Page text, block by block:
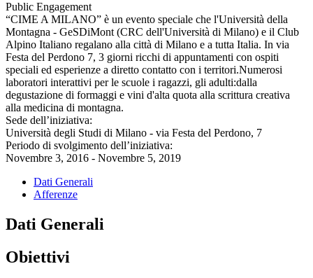
Public Engagement
“CIME A MILANO” è un evento speciale che l'Università della
Montagna - GeSDiMont (CRC dell'Università di Milano) e il Club
Alpino Italiano regalano alla città di Milano e a tutta Italia. In via
Festa del Perdono 7, 3 giorni ricchi di appuntamenti con ospiti
speciali ed esperienze a diretto contatto con i territori.Numerosi
laboratori interattivi per le scuole i ragazzi, gli adulti:dalla
degustazione di formaggi e vini d'alta quota alla scrittura creativa
alla medicina di montagna.
Sede dell’iniziativa:
Università degli Studi di Milano - via Festa del Perdono, 7
Periodo di svolgimento dell’iniziativa:
Novembre 3, 2016 - Novembre 5, 2019
Dati Generali
Afferenze
Dati Generali
Obiettivi